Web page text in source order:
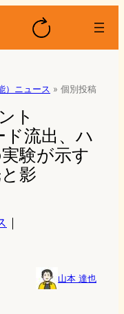
）ニュース » 個別投稿
ト
ド流出、ハ
験が示す
影
｜
山本 達也